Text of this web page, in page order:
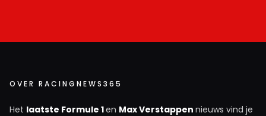
OVER RACINGNEWS365
Het laatste Formule 1en Max Verstappen nieuws vind je